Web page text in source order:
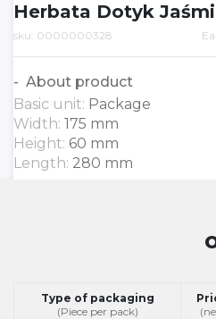
Herbata Dotyk
sku: 0000000328
About product
Basic unit: Package
Width: 175 mm
Height: 60 mm
Length: 280 mm
Type of packaging
(Piece per pack)